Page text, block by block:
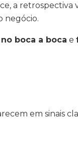
a retrospectiva
negócio.
boca a boca e
em sinais